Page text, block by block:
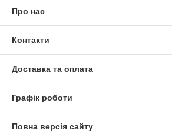
Про нас
Контакти
Доставка та оплата
Графік роботи
Повна версія сайту